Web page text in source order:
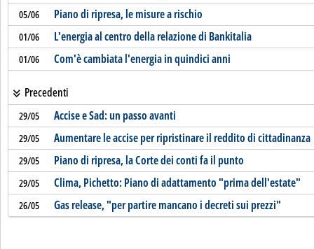
05/06 Piano di ripresa, le misure a rischio
01/06 L'energia al centro della relazione di Bankitalia
01/06 Com'è cambiata l'energia in quindici anni
Precedenti
29/05 Accise e Sad: un passo avanti
29/05 Aumentare le accise per ripristinare il reddito di cittadinanza
29/05 Piano di ripresa, la Corte dei conti fa il punto
29/05 Clima, Pichetto: Piano di adattamento "prima dell'estate"
26/05 Gas release, "per partire mancano i decreti sui prezzi"